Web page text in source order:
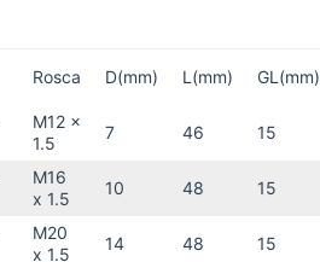
Rosca D(mm) L(mm) GL(mm)
M12 x
1.5
7 46 15
M16
x 1.5
10 48 15
M20
x 1.5
14 48 15